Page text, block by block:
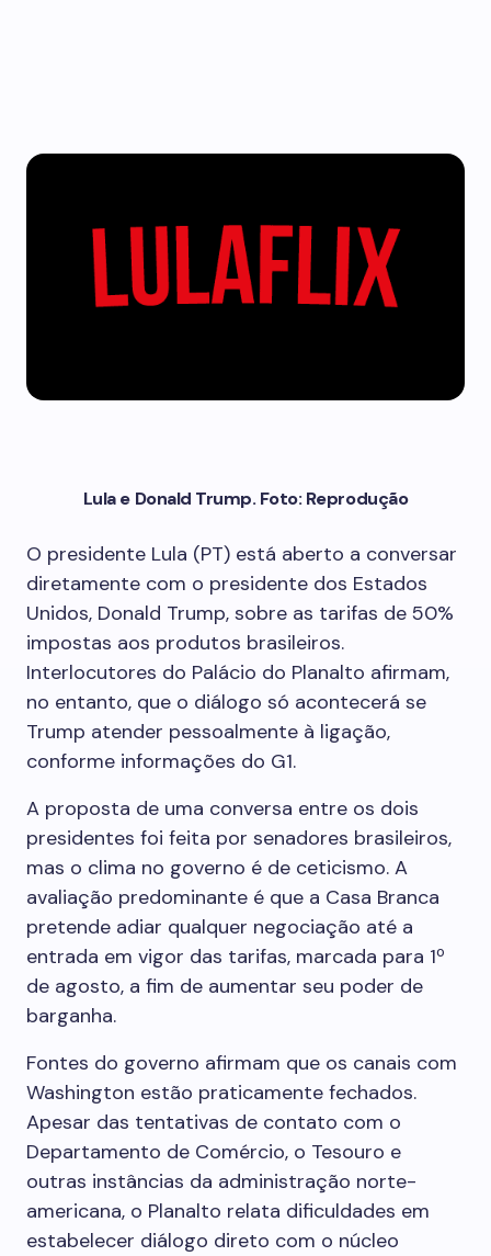
Lula e Donald Trump. Foto: Reprodução
O presidente Lula (PT) está aberto a conversar
diretamente com o presidente dos Estados
Unidos, Donald Trump, sobre as tarifas de 50%
impostas aos produtos brasileiros.
Interlocutores do Palácio do Planalto afirmam,
no entanto, que o diálogo só acontecerá se
Trump atender pessoalmente à ligação,
conforme informações do G1.
A proposta de uma conversa entre os dois
presidentes foi feita por senadores brasileiros,
mas o clima no governo é de ceticismo. A
avaliação predominante é que a Casa Branca
pretende adiar qualquer negociação até a
entrada em vigor das tarifas, marcada para 1º
de agosto, a fim de aumentar seu poder de
barganha.
Fontes do governo afirmam que os canais com
Washington estão praticamente fechados.
Apesar das tentativas de contato com o
Departamento de Comércio, o Tesouro e
outras instâncias da administração norte-
americana, o Planalto relata dificuldades em
estabelecer diálogo direto com o núcleo